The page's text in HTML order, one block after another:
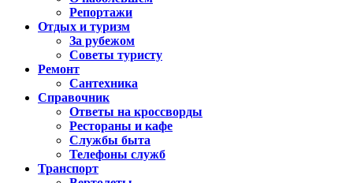
Репортажи
Отдых и туризм
За рубежом
Советы туристу
Ремонт
Сантехника
Справочник
Ответы на кроссворды
Рестораны и кафе
Службы быта
Телефоны служб
Транспорт